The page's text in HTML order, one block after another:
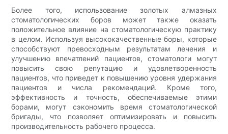
Более того, использование золотых алмазных
стоматологических боров может также оказать
положительное влияние на стоматологическую практику
в целом. Используя высококачественные боры, которые
способствуют превосходным результатам лечения и
улучшению впечатлений пациентов, стоматологи могут
повысить свою репутацию и удовлетворенность
пациентов, что приведет к повышению уровня удержания
пациентов и числа рекомендаций. Кроме того,
эффективность и точность, обеспечиваемые этими
борами, могут сэкономить время стоматологической
бригады, что позволяет оптимизировать и повысить
производительность рабочего процесса.